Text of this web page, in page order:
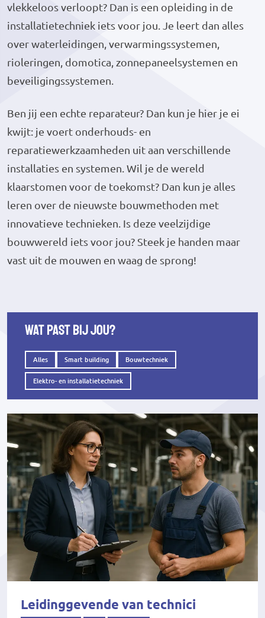
vlekkeloos verloopt? Dan is een opleiding in de
installatietechniek iets voor jou. Je leert dan alles
over waterleidingen, verwarmingssystemen,
rioleringen, domotica, zonnepaneelsystemen en
beveiligingssystemen.
Ben jij een echte reparateur? Dan kun je hier je ei
kwijt: je voert onderhouds- en
reparatiewerkzaamheden uit aan verschillende
installaties en systemen. Wil je de wereld
klaarstomen voor de toekomst? Dan kun je alles
leren over de nieuwste bouwmethoden met
innovatieve technieken. Is deze veelzijdige
bouwwereld iets voor jou? Steek je handen maar
vast uit de mouwen en waag de sprong!
Wat past bij jou?
Alles Smart building Bouwtechniek
Elektro- en installatietechniek
Leidinggevende van technici